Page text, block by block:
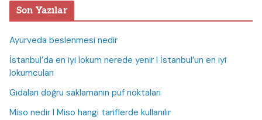
Son Yazılar
Ayurveda beslenmesi nedir
İstanbul’da en iyi lokum nerede yenir I İstanbul’un en iyi
lokumcuları
Gıdaları doğru saklamanın püf noktaları
Miso nedir I Miso hangi tariflerde kullanılır